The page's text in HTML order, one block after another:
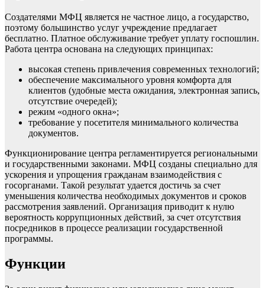
Создателями МФЦ является не частное лицо, а государство,
поэтому большинство услуг учреждение предлагает
бесплатно. Платное обслуживание требует уплату госпошлин.
Работа центра основана на следующих принципах:
высокая степень привлечения современных технологий;
обеспечение максимального уровня комфорта для
клиентов (удобные места ожидания, электронная запись,
отсутствие очередей);
режим «одного окна»;
требование у посетителя минимального количества
документов.
Функционирование центра регламентируется региональными
и государственными законами. МФЦ созданы специально для
ускорения и упрощения гражданам взаимодействия с
госорганами. Такой результат удается достичь за счет
уменьшения количества необходимых документов и сроков
рассмотрения заявлений. Организация приводит к нулю
вероятность коррупционных действий, за счет отсутствия
посредников в процессе реализации государственной
программы.
Функции